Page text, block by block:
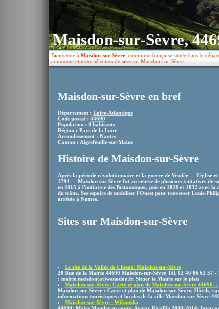
Maisdon-sur-Sèvre,
Bienvenue à Maisdon-sur-Sèvre , commune française située dans le
commune et notre sélection de sites sur Maisdon-sur-Sèvre.
Maisdon-sur-Sèvre en bref
Département : Loire-Atlantique
Code postal : 44690
Population : 0 habitants
Région : Pays de la Loire
Arrondissement : Nantes
Canton : Aigrefeuille-sur-Maine
Histoire de Maisdon-sur-Sèvre
Après la période révolutionnaire et la guerre de Vendée — l'église et
1794 — Maisdon sur Sèvre fut au centre de plusieurs tentatives de
en 1815 à l'initiative des Britanniques, puis en 1828 et 1832 avec la
du trône. Ses espoirs de mobiliser l'Ouest pour renverser Louis-
arrêtée à Nantes.
Sites sur Maisdon-sur-Sèvre
Le site de la Vallée de Clisson: Maisdon-sur-Sèvre
20 Rue de la Mairie 44690 Maisdon-sur-Sèvre Tél. 02 40 06 62 57
: mairie.maisdon(at)wanadoo.fr. Situer la Mairie sur le plan
Maisdon-sur-Sèvre, Carte et plan de Maisdon-sur-Sèvre 44690 ...
Maisdon-sur-Sèvre : Carte et plan de Maisdon-sur-Sèvre, Hôtels,
informations touristiques et locales de la ville Maisdon-sur-Sèvre
Maisdon-sur-Sèvre - Wikipédia